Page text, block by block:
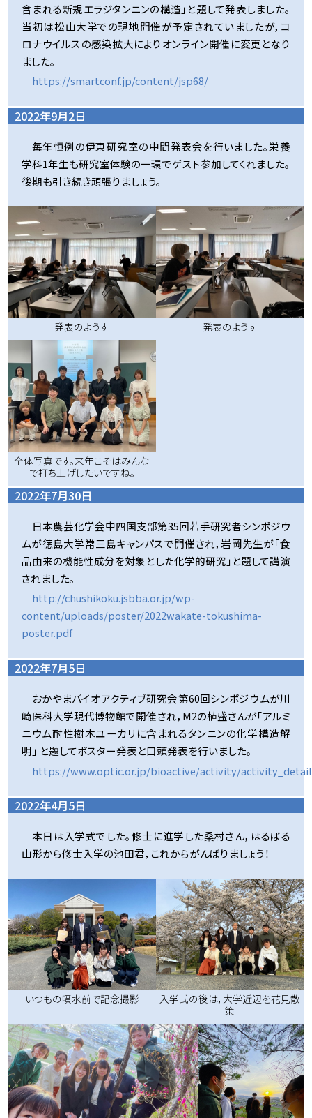
含まれる新規エラジタンニンの構造」と題して発表しました。
当初は松山大学での現地開催が予定されていましたが，コ
ロナウイルスの感染拡大によりオンライン開催に変更となり
ました。
https://smartconf.jp/content/jsp68/
2022年9月2日
毎年恒例の伊東研究室の中間発表会を行いました。栄養
学科1年生も研究室体験の一環でゲスト参加してくれました。
後期も引き続き頑張りましょう。
発表のようす 発表のようす
全体写真です。来年こそはみんな
で打ち上げしたいですね。
2022年7月30日
日本農芸化学会中四国支部第35回若手研究者シンポジウ
ムが徳島大学常三島キャンパスで開催され，岩岡先生が「食
品由来の機能性成分を対象とした化学的研究」と題して講演
されました。
http://chushikoku.jsbba.or.jp/wp-
content/uploads/poster/2022wakate-tokushima-
poster.pdf
2022年7月5日
おかやまバイオアクティブ研究会第60回シンポジウムが川
崎医科大学現代博物館で開催され，M2の植盛さんが「アルミ
ニウム耐性樹木ユーカリに含まれるタンニンの化学構造解
明」 と題してポスター発表と口頭発表を行いました。
https://www.optic.or.jp/bioactive/activity/
2022年4月5日
本日は入学式でした。修士に進学した桑村さん，はるばる
山形から修士入学の池田君，これからがんばりましょう！
いつもの噴水前で記念撮影
入学式の後は，大学近辺を花見散
策